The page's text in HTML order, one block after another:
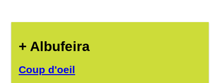
+ Albufeira
Coup d'oeil